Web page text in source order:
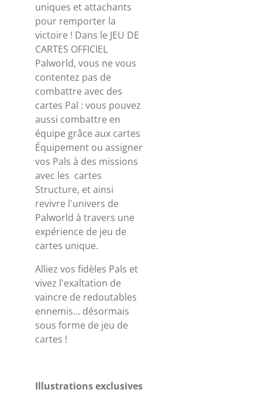
uniques et attachants
pour remporter la
victoire ! Dans le JEU DE
CARTES OFFICIEL
Palworld, vous ne vous
contentez pas de
combattre avec des
cartes Pal : vous pouvez
aussi combattre en
équipe grâce aux cartes
Équipement ou assigner
vos Pals à des missions
avec les cartes
Structure, et ainsi
revivre l'univers de
Palworld à travers une
expérience de jeu de
cartes unique.
Alliez vos fidèles Pals et
vivez l'exaltation de
vaincre de redoutables
ennemis… désormais
sous forme de jeu de
cartes !
Illustrations exclusives